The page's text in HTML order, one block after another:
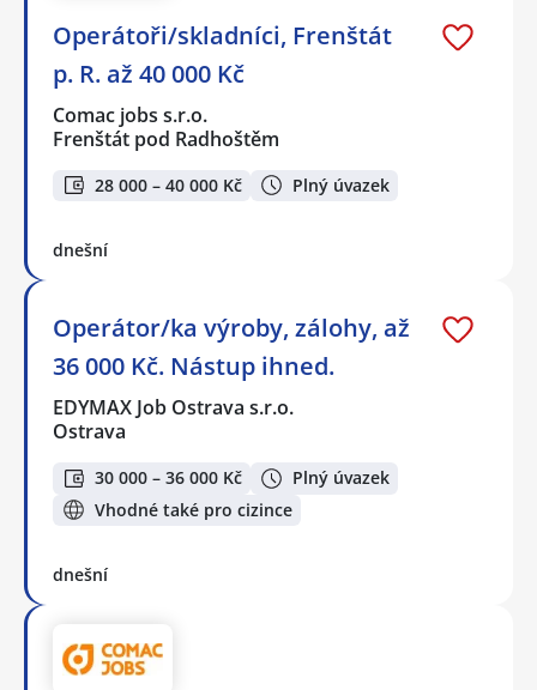
Operátoři/skladníci, Frenštát
p. R. až 40 000 Kč
Comac jobs s.r.o.
Frenštát pod Radhoštěm
28 000 – 40 000 Kč Plný úvazek
dnešní
Operátor/ka výroby, zálohy, až
36 000 Kč. Nástup ihned.
EDYMAX Job Ostrava s.r.o.
Ostrava
30 000 – 36 000 Kč
Plný úvazek
Vhodné také pro cizince
dnešní